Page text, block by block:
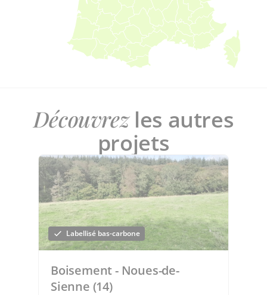
Découvrezles autres
projets
Labellisé bas-carbone
Boisement - Noues-de-
Sienne (14)